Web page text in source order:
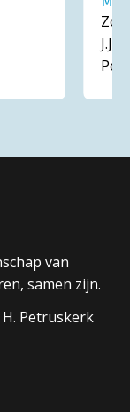
Zo
J.J.
van
samen zijn.
Petruskerk